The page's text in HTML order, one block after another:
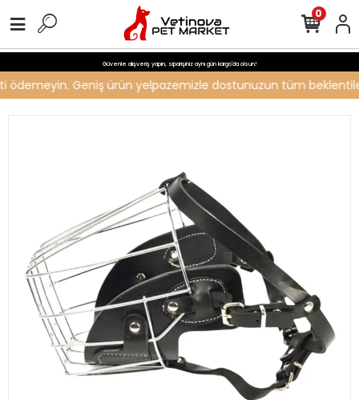
Güvenle alışveriş yapın, siparişiniz aynı gün kargo'da olsun!
Geniş ürün yelpazemizle dostunuzun tüm
0